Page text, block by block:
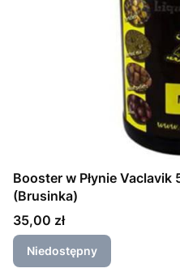
Booster w Płynie
(Brusinka)
Cena
35,00 zł
Niedostępny